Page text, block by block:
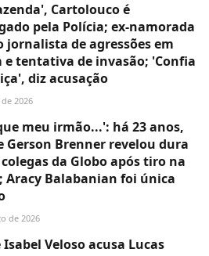
Cartolouco é
pela Polícia; ex-namorada
jornalista de agressões em
e tentativa de invasão; 'Confia
diz acusação
2026
meu irmão...': há 23 anos,
Gerson Brenner revelou dura
da Globo após tiro na
Aracy Balabanian foi única
de 2026
Isabel Veloso acusa Lucas